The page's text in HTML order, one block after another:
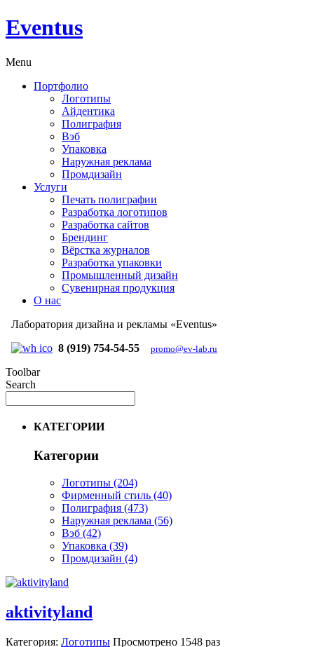
Eventus
Menu
Портфолио
Логотипы
Айдентика
Полиграфия
Вэб
Упаковка
Наружная реклама
Промдизайн
Услуги
Печать полиграфии
Разработка логотипов
Разработка сайтов
Брендинг
Вёрстка журналов
Разработка упаковки
Промышленный дизайн
Сувенирная продукция
О нас
Лаборатория дизайна и рекламы «Eventus»
8 (919) 754-54-55
promo@ev-lab.ru
Toolbar
Search
КАТЕГОРИИ
Категории
Логотипы (204)
Фирменный стиль (40)
Полиграфия (473)
Наружная реклама (56)
Вэб (42)
Упаковка (39)
Промдизайн (4)
aktivityland
Категория: Логотипы Просмотрено 1548 раз